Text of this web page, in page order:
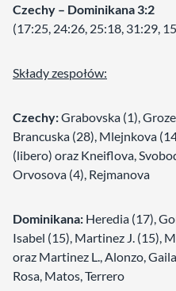
Czechy – Dominikana 3:2
(17:25, 24:26, 25:18, 31:29,
Składy zespołów:
Czechy:Grabovska (1),
Brancuska (28), Mlejnkova
(libero) oraz Kneiflova,
Orvosova (4), Rejmanova
Dominikana: Heredia (17),
Isabel (15), Martinez J. (15),
oraz Martinez L., Alonzo,
Rosa, Matos, Terrero